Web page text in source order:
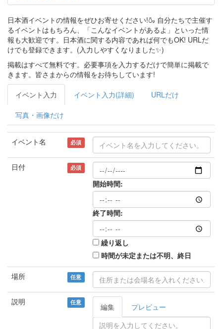
日本酒イベントの情報をぜひお寄せください!🍶 自分たちで主催す
るイベントはもちろん、「こんなイベントがあるよ」といった情
報も大歓迎です。日本酒に関する内容であれば何でもOK! URLだ
けでも登録できます。(入力しやすくなりました✨)
掲載はすべて無料です。必要事項を入力するだけで簡単に掲載で
きます。皆さまからの情報をお待ちしています!
イベント入力 イベント入力(詳細) URLだけ
写真・画像だけ
イベント名 必須
日付 必須
開始時間:
終了時間:
繰り返し
時間が未定または不明、終日
場所 任意
説明 任意 編集 プレビュー